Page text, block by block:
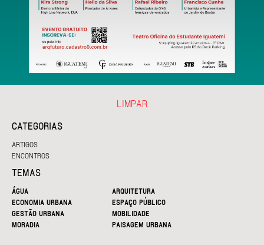
CATEGORIAS
ARTIGOS
ENCONTROS
TEMAS
ÁGUA
ARQUITETURA
ECONOMIA URBANA
ESPAÇO PÚBLICO
GESTÃO URBANA
MOBILIDADE
MORADIA
PAISAGEM URBANA
LIMPAR